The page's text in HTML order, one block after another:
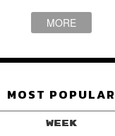
MORE
MOST POPULAR
WEEK